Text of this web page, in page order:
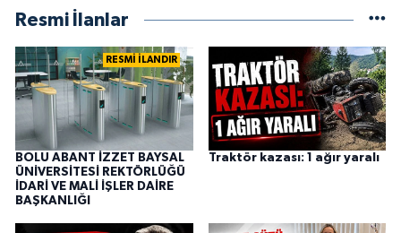
Resmi İlanlar
RESMİ İLANDIR
BOLU ABANT İZZET BAYSAL
ÜNİVERSİTESİ REKTÖRLÜĞÜ
İDARİ VE MALİ İŞLER DAİRE
BAŞKANLIĞI
Traktör kazası: 1 ağır yaralı